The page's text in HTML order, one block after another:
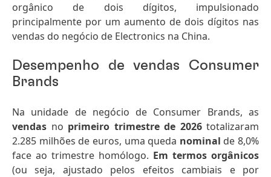
orgânico de dois dígitos, impulsionado
principalmente por um aumento de dois dígitos nas
vendas do negócio de Electronics na China.
Desempenho de vendas Consumer
Brands
Na unidade de negócio de Consumer Brands, as
vendas no primeiro trimestre de 2026totalizaram
2.285 milhões de euros, uma queda nominal de 8,0%
face ao trimestre homólogo. Em termos orgânicos
(ou seja, ajustado pelos efeitos cambiais e por